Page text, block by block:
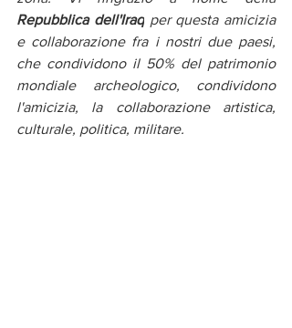
Repubblica dell'Iraq per questa amicizia
e collaborazione fra i nostri due paesi,
che condividono il 50% del patrimonio
mondiale archeologico, condividono
l'amicizia, la collaborazione artistica,
culturale, politica, militare.